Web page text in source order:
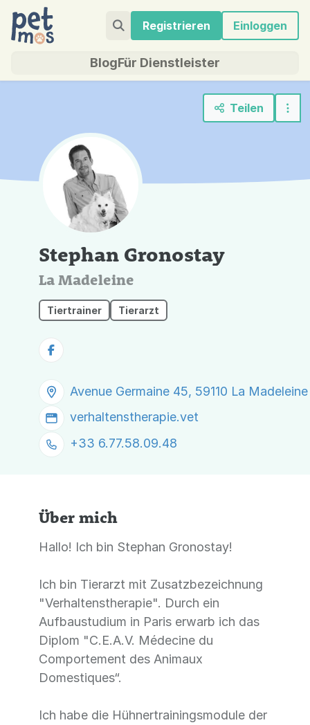
Registrieren Einloggen
BlogFür Dienstleister
Teilen
Stephan Gronostay
La Madeleine
Tiertrainer Tierarzt
Avenue Germaine 45, 59110 La Madeleine
verhaltenstherapie.vet
+33 6.77.58.09.48
Über mich
Hallo! Ich bin Stephan Gronostay!
Ich bin Tierarzt mit Zusatzbezeichnung
"Verhaltenstherapie". Durch ein
Aufbaustudium in Paris erwarb ich das
Diplom "C.E.A.V. Médecine du
Comportement des Animaux
Domestiques“.
Ich habe die Hühnertrainingsmodule der